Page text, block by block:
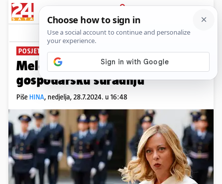
PRIJAVA
News Komentari
POSJET PEKINGU
Meloni dogovorila s Kinezima
gospodarsku suradnju
Piše HINA, nedjelja, 28.7.2024. u 16:48